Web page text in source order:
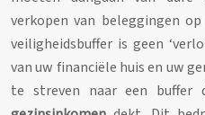
verkopen van beleggingen
veiligheidsbuffer is geen
van uw financiële huis en uw
te streven naar een buffer